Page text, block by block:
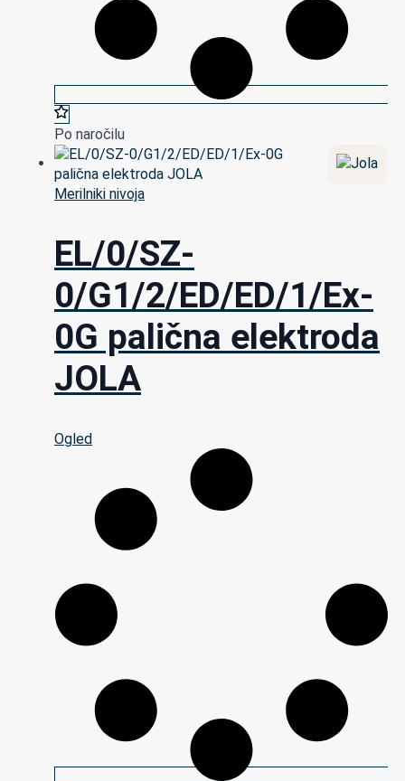
Po naročilu
Merilniki nivoja
EL/0/SZ-
0/G1/2/ED/ED/1/Ex-
0G palična elektroda
JOLA
Ogled